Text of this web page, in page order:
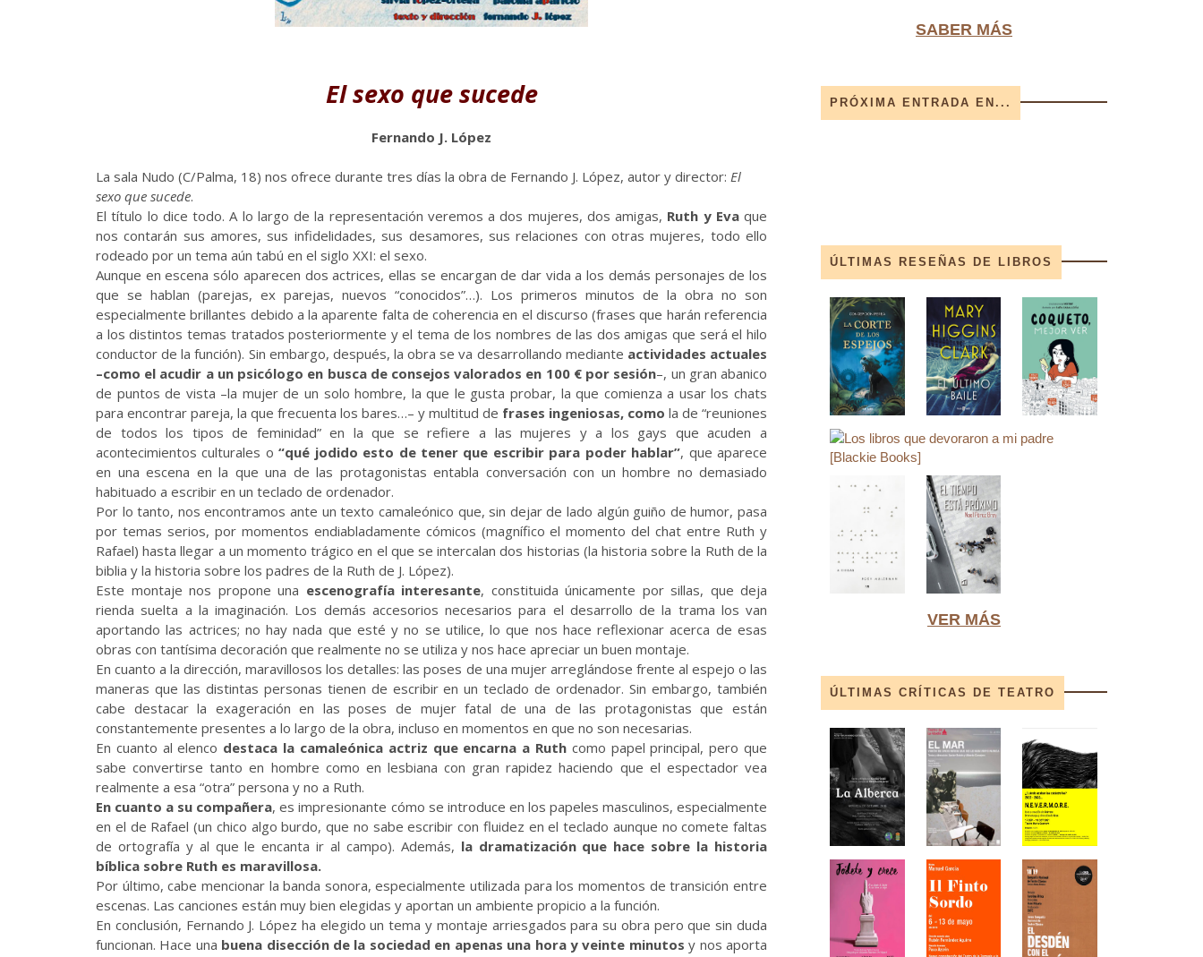
El sexo que sucede
Fernando J. López
La sala Nudo (C/Palma, 18) nos ofrece durante tres días la obra de Fernando J. López, autor y director: El
sexo que sucede.
El título lo dice todo. A lo largo de la representación veremos a dos mujeres, dos amigas, Ruth y Evaque
nos contarán sus amores, sus infidelidades, sus desamores, sus relaciones con otras mujeres, todo ello
rodeado por un tema aún tabú en el siglo XXI: el sexo.
Aunque en escena sólo aparecen dos actrices, ellas se encargan de dar vida a los demás personajes de los
que se hablan (parejas, ex parejas, nuevos “conocidos”…). Los primeros minutos de la obra no son
especialmente brillantes debido a la aparente falta de coherencia en el discurso (frases que harán referencia
a los distintos temas tratados posteriormente y el tema de los nombres de las dos amigas que será el hilo
conductor de la función). Sin embargo, después, la obra se va desarrollando mediante actividades actuales
–como el acudir a un psicólogo en busca de consejos valorados en 100 € por sesión–, un gran abanico
de puntos de vista –la mujer de un solo hombre, la que le gusta probar, la que comienza a usar los chats
para encontrar pareja, la que frecuenta los bares…– y multitud de frases ingeniosas, como la de “reuniones
de todos los tipos de feminidad” en la que se refiere a las mujeres y a los gays que acuden a
acontecimientos culturales o“qué jodido esto de tener que escribir para poder hablar”, que aparece
en una escena en la que una de las protagonistas entabla conversación con un hombre no demasiado
habituado a escribir en un teclado de ordenador.
Por lo tanto, nos encontramos ante un texto camaleónico que, sin dejar de lado algún guiño de humor, pasa
por temas serios, por momentos endiabladamente cómicos (magnífico el momento del chat entre Ruth y
Rafael) hasta llegar a un momento trágico en el que se intercalan dos historias (la historia sobre la Ruth de la
biblia y la historia sobre los padres de la Ruth de J. López).
Este montaje nos propone una escenografía interesante, constituida únicamente por sillas, que deja
rienda suelta a la imaginación. Los demás accesorios necesarios para el desarrollo de la trama los van
aportando las actrices; no hay nada que esté y no se utilice, lo que nos hace reflexionar acerca de esas
obras con tantísima decoración que realmente no se utiliza y nos hace apreciar un buen montaje.
En cuanto a la dirección, maravillosos los detalles: las poses de una mujer arreglándose frente al espejo o las
maneras que las distintas personas tienen de escribir en un teclado de ordenador. Sin embargo, también
cabe destacar la exageración en las poses de mujer fatal de una de las protagonistas que están
constantemente presentes a lo largo de la obra, incluso en momentos en que no son necesarias.
En cuanto al elenco destaca la camaleónica actriz que encarna a Ruthcomo papel principal, pero que
sabe convertirse tanto en hombre como en lesbiana con gran rapidez haciendo que el espectador vea
realmente a esa “otra” persona y no a Ruth.
En cuanto a su compañera, es impresionante cómo se introduce en los papeles masculinos, especialmente
en el de Rafael (un chico algo burdo, que no sabe escribir con fluidez en el teclado aunque no comete faltas
de ortografía y al que le encanta ir al campo). Además, la dramatización que hace sobre la historia
bíblica sobre Ruth es maravillosa.
Por último, cabe mencionar la banda sonora, especialmente utilizada para los momentos de transición entre
escenas. Las canciones están muy bien elegidas y aportan un ambiente propicio a la función.
En conclusión, Fernando J. López ha elegido un tema y montaje arriesgados para su obra pero que sin duda
funcionan. Hace una buena disección de la sociedad en apenas una hora y veinte minutos y nos aporta
SABER MÁS
PRÓXIMA ENTRADA EN...
ÚLTIMAS RESEÑAS DE LIBROS
VER MÁS
ÚLTIMAS CRÍTICAS DE TEATRO